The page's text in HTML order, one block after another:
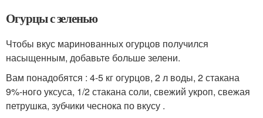
Огурцы с зеленью
Чтобы вкус маринованных огурцов получился
насыщенным, добавьте больше зелени.
Вам понадобятся : 4-5 кг огурцов, 2 л воды, 2 стакана
9%-ного уксуса, 1/2 стакана соли, свежий укроп, свежая
петрушка, зубчики чеснока по вкусу .